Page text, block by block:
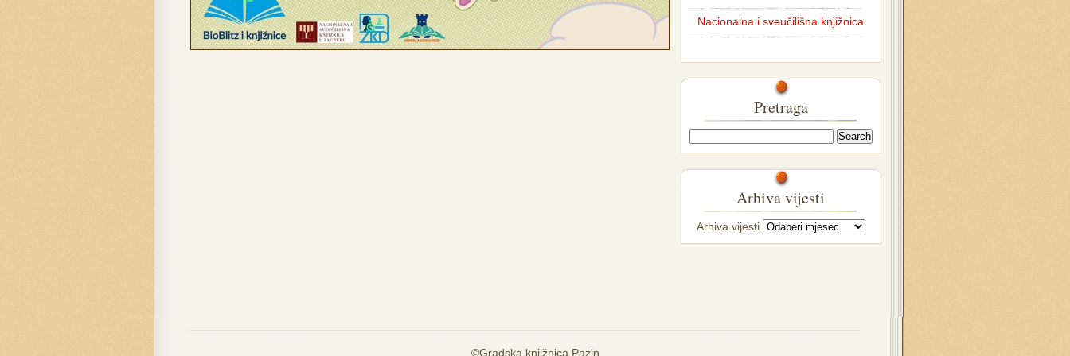
Nacionalna i sveučilišna knjižnica
Pretraga
Arhiva vijesti
Arhiva vijesti
©Gradska knjižnica Pazin